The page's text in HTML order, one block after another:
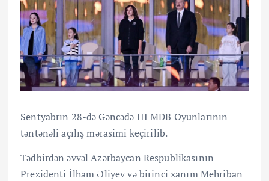
Sentyabrın 28-də Gəncədə III MDB Oyunlarının
təntənəli açılış mərasimi keçirilib.
Tədbirdən əvvəl Azərbaycan Respublikasının
Prezidenti İlham Əliyev və birinci xanım Mehriban